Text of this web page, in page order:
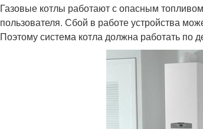
Газовые котлы работают с опасным
пользователя. Сбой в работе устройства
Поэтому система котла должна работать по